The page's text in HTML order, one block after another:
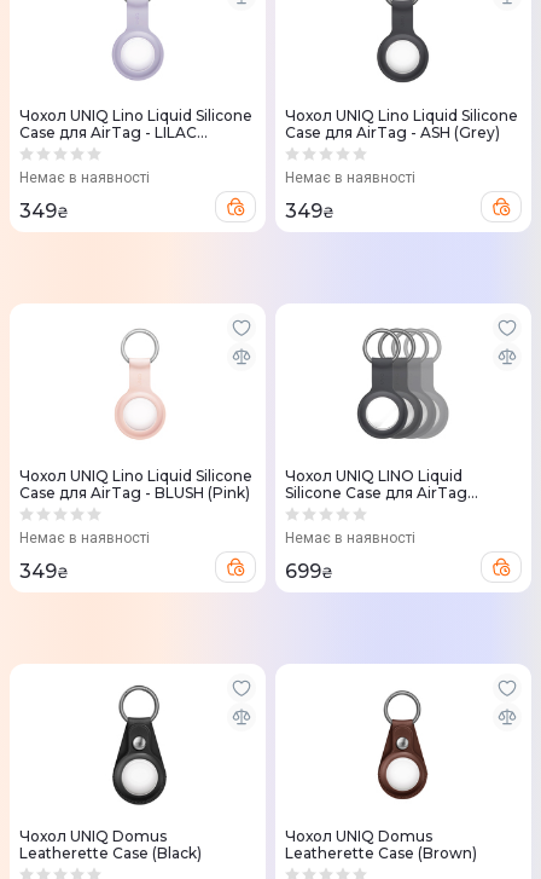
Чохол UNIQ Lino Liquid Silicone
Case для AirTag - LILAC
(Lavender)
Немає в наявності
349₴
Чохол UNIQ Lino Liquid Silicone
Case для AirTag - ASH (Grey)
Немає в наявності
349₴
Чохол UNIQ Lino Liquid Silicone
Case для AirTag - BLUSH (Pink)
Немає в наявності
349₴
Чохол UNIQ LINO Liquid
Silicone Case для AirTag
BUNDLE OF 4 - ASH (Grey)
Немає в наявності
699₴
Чохол UNIQ Domus
Leatherette Case (Black)
Чохол UNIQ Domus
Leatherette Case (Brown)